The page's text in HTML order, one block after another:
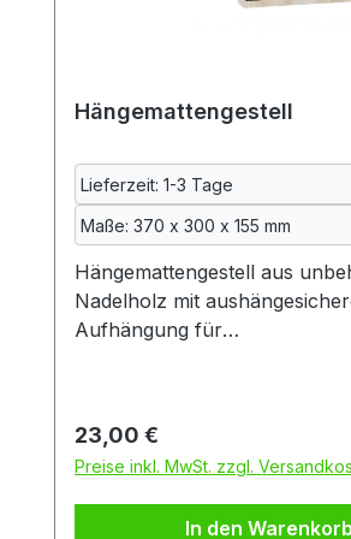
Hängemattengestell
Lieferzeit: 1-3 Tage
Maße: 370 x 300 x 155 mm
Hängemattengestell aus
Nadelholz mit
Aufhängung für
einfacher, luftiger Unterstand
werden. Es wird zerlegt
Montage geht schnell und
benötigte Material zur
Regulärer Preis:
23,00 €
Preise inkl. MwSt. zzgl.
In den Warenkorb